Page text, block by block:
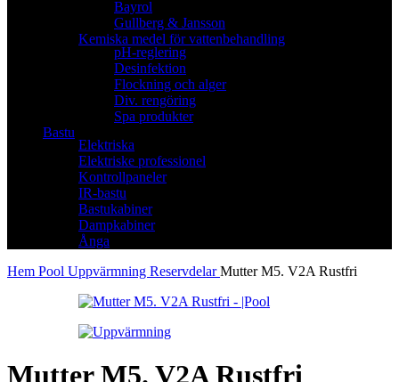
Bayrol
Gullberg & Jansson
Kemiska medel för vattenbehandling
pH-reglering
Desinfektion
Flockning och alger
Div. rengöring
Spa produkter
Bastu
Elektriska
Elektriske professionel
Kontrollpaneler
IR-bastu
Bastukabiner
Dampkabiner
Ånga
Hem Pool Uppvärmning ReservdelarMutter M5. V2A Rustfri
Mutter M5. V2A Rustfri